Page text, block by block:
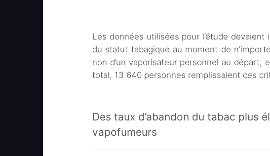
Les données utilisées pour l’étude
du statut tabagique au moment de
non d’un vaporisateur personnel au départ,
total, 13 640 personnes remplissaient ces
Des taux d’abandon du tabac plus
vapofumeurs